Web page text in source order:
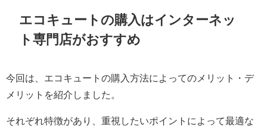
エコキュートの購入はインターネッ
ト専門店がおすすめ
今回は、エコキュートの購入方法によってのメリット・デ
メリットを紹介しました。
それぞれ特徴があり、重視したいポイントによって最適な